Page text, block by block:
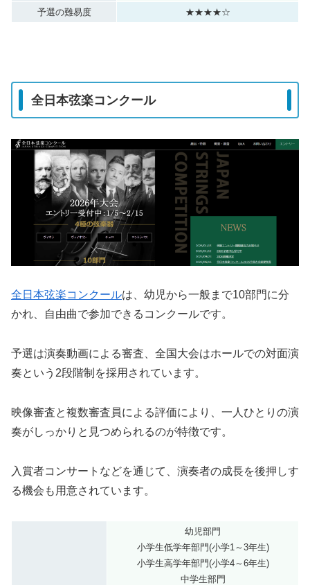
予選の難易度
★★★★☆
全日本弦楽コンクール
全日本弦楽コンクールは、幼児から一般まで10部門に分
かれ、自由曲で参加できるコンクールです。
予選は演奏動画による審査、全国大会はホールでの対面演
奏という2段階制を採用されています。
映像審査と複数審査員による評価により、一人ひとりの演
奏がしっかりと見つめられるのが特徴です。
入賞者コンサートなどを通じて、演奏者の成長を後押しす
る機会も用意されています。
幼児部門
小学生低学年部門(小学1～3年生)
小学生高学年部門(小学4～6年生)
中学生部門